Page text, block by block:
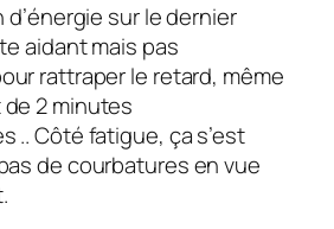
d’énergie sur le dernier
aidant mais pas
rattraper le retard, même
2 minutes
.. Côté fatigue, ça s’est
de courbatures en vue